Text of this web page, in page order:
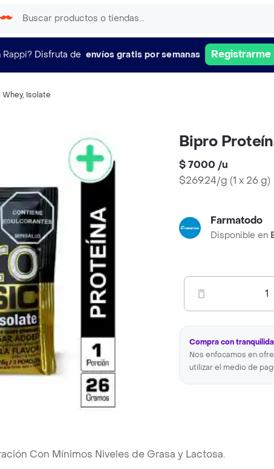
Rappi? Disfruta de envíos gratis por semanas Registrarme
Whey, Isolate
Bipro
$ 7000 /u
$269.24/g (1 x 26 g)
Farmatodo
Disponible en
1
Compra con
Nos enfocamos en
utilizar el medio de
Con Mínimos Niveles de Grasa y Lactosa.